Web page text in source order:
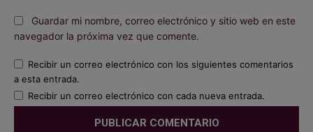
Guardar mi nombre, correo electrónico y sitio web en este
navegador la próxima vez que comente.
Recibir un correo electrónico con los siguientes comentarios
a esta entrada.
Recibir un correo electrónico con cada nueva entrada.